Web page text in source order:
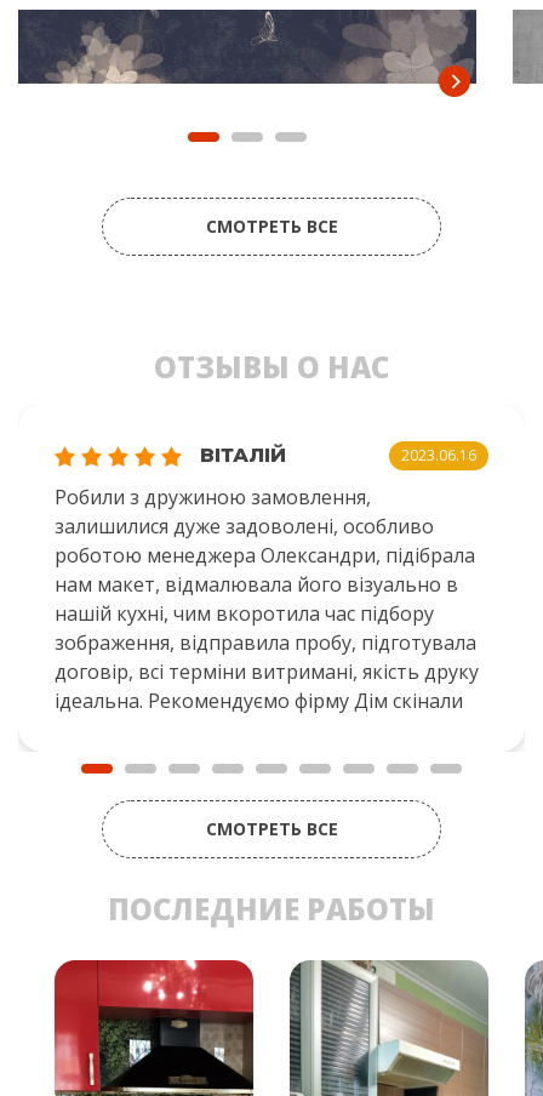
СМОТРЕТЬ ВСЕ
ОТЗЫВЫ О НАС
ВІТАЛІЙ 2023.06.16
Робили з дружиною замовлення,
залишилися дуже задоволені, особливо
роботою менеджера Олександри, підібрала
нам макет, відмалювала його візуально в
нашій кухні, чим вкоротила час підбору
зображення, відправила пробу, підготувала
договір, всі терміни витримані, якість друку
ідеальна. Рекомендуємо фірму Дім скінали
СМОТРЕТЬ ВСЕ
ПОСЛЕДНИЕ РАБОТЫ